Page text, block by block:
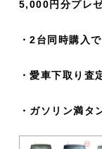
5,000円分プレ
・2台同時購入
・愛車下取り査
・ガソリン満タ